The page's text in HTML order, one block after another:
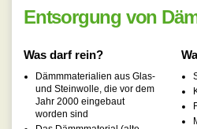
Entsorgung von
Was darf rein?
Dämmmaterialien aus Glas-
und Steinwolle, die vor dem
Jahr 2000 eingebaut
worden sind